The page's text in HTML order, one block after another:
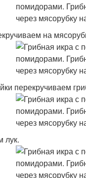
на
перекручиваем
лук.